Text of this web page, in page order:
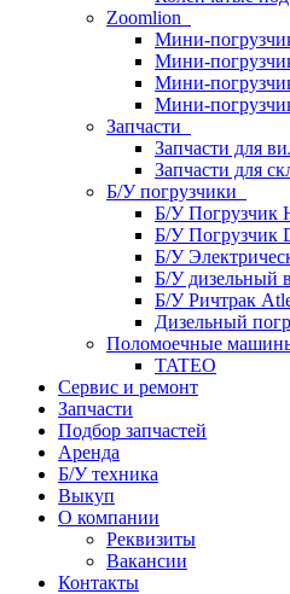
Zoomlion
Мини-
Мини-
Мини-
Мини-
Запчасти
Запчасти для
Запчасти для
Б/У погрузчики
Б/У Погрузчик
Б/У Погрузчик
Б/У
Б/У дизельный
Б/У Ричтрак
Дизельный
Поломоечные
TATEO
Сервис и ремонт
Запчасти
Подбор запчастей
Аренда
Б/У техника
Выкуп
О компании
Реквизиты
Вакансии
Контакты